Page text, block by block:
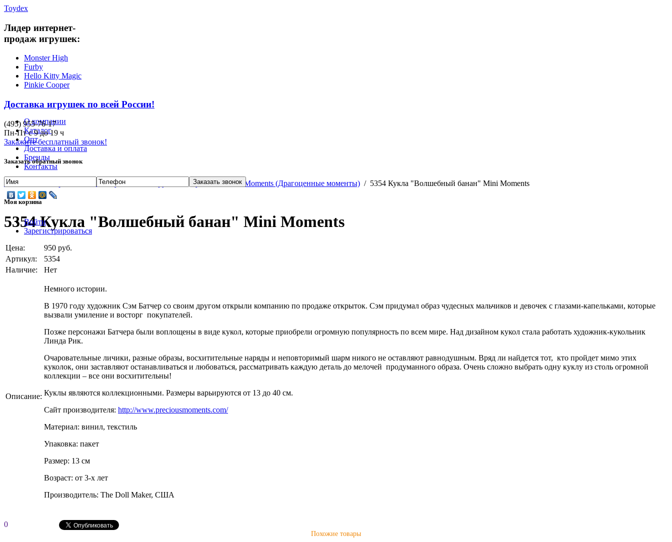
Toydex
Лидер интернет-
продаж игрушек:
Monster High
Furby
Hello Kitty Magic
Pinkie Cooper
Доставка игрушек по всей России!
(495) 955-76-17
Пн-Пт с9до19 ч
Закажите бесплатный звонок!
Заказать обратный звонок
Моя корзина
Войти
Зарегистрироваться
О компании
Каталог
Опт
Доставка и оплата
Бренды
Контакты
Главная
Интернет-магазин Toydex.ru Куклы Precious Moments (Драгоценные моменты) / 5354 Кукла "Волшебный банан" Mini Moments
5354 Кукла "Волшебный банан" Mini Moments
Цена:
950 руб.
Артикул:
5354
Наличие:
Нет
Описание:
Немного истории.
В 1970 году художник Сэм Батчер со своим другом открыли компанию по продаже открыток. Сэм придумал образ чудесных мальчиков и девочек с глазами-капельками, которые
вызвали умиление и восторг покупателей.
Позже персонажи Батчера были воплощены в виде кукол, которые приобрели огромную популярность по всем мире. Над дизайном кукол стала работать художник-кукольник
Линда Рик.
Очаровательные личики, разные образы, восхитительные наряды и неповторимый шарм никого не оставляют равнодушным. Вряд ли найдется тот, кто пройдет мимо этих
куколок, они заставляют останавливаться и любоваться, рассматривать каждую деталь до мелочей продуманного образа. Очень сложно выбрать одну куклу из столь огромной
коллекции – все они восхитительны!
Куклы являются коллекционными. Размеры варьируются от 13 до 40 см.
Сайт производителя: http://www.preciousmoments.com/
Материал: винил, текстиль
Упаковка: пакет
Размер: 13 см
Возраст: от 3-х лет
Производитель: The Doll Maker, США
0
Похожие товары